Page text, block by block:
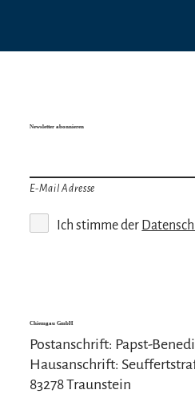
Newsletter abonnieren
E-Mail Adresse
Ich stimme der
Chiemgau GmbH
Postanschrift: Papst-
Hausanschrift:
83278 Traunstein